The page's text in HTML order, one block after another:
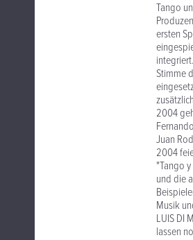
Tango
ersten
Stimme
2004
Juan
2004
"Tango
und die
Musik
LUIS DI
lassen